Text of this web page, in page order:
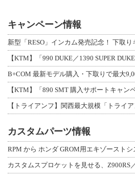
キャンペーン情報
【KTM】「990 DUKE／1390 SUPER
【KTM】「890 SMT 購入サポートキャン
カスタムパーツ情報